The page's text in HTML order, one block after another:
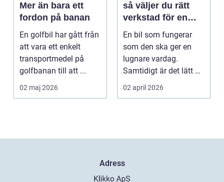
Mer än bara ett
fordon på banan
En golfbil har gått från
att vara ett enkelt
transportmedel på
golfbanan till att ...
02 maj 2026
så väljer du rätt
verkstad för en
tryggare bilvardag
En bil som fungerar
som den ska ger en
lugnare vardag.
Samtidigt är det lätt att
skjuta upp service ...
02 april 2026
Adress